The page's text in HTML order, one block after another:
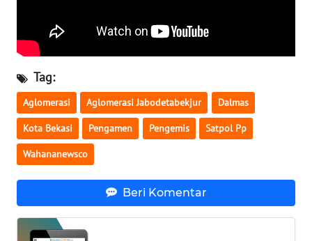
Tag:
Aglomerasi Aglomerasi Jabodetabekjur Dalmas
Kota Bekasi Pengamen Pengemis Satpol Pp
Wahananewsco
Beri Komentar
SUMBAR
WN
SUMSEL
WN
BENGKULU